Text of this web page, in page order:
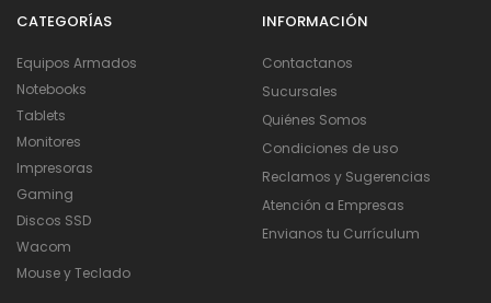
CATEGORÍAS
Equipos Armados
Notebooks
Tablets
Monitores
Impresoras
Gaming
Discos SSD
Wacom
Mouse y Teclado
INFORMACIÓN
Contactanos
Sucursales
Quiénes Somos
Condiciones de uso
Reclamos y Sugerencias
Atención a Empresas
Envianos tu Currículum